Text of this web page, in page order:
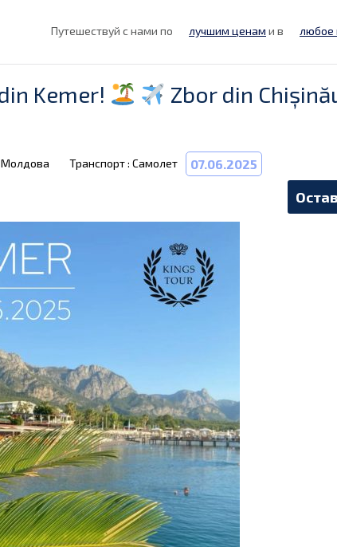
Путешествуй с нами по лучшим ценам и в любое
Kemer!
Zbor din
Транспорт : Самолет 07.06.2025